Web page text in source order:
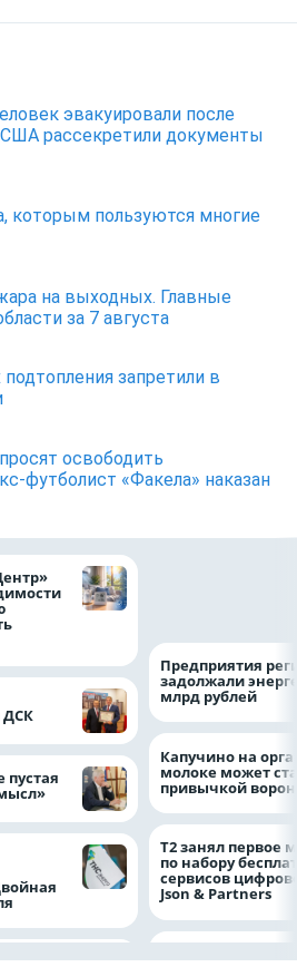
эвакуировали после
США рассекретили документы
которым пользуются многие
на выходных. Главные
за 7 августа
запретили в
освободить
футболист «Факела» наказан
ДСК
Предприятия
задолжали
млрд рублей
Капучино на
молоке может
привычкой
Т2 занял первое
по набору
сервисов
Json & Partners